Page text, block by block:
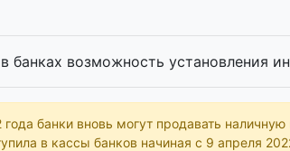
возможность установления
банки вновь могут продавать
в кассы банков начиная с 9 апреля